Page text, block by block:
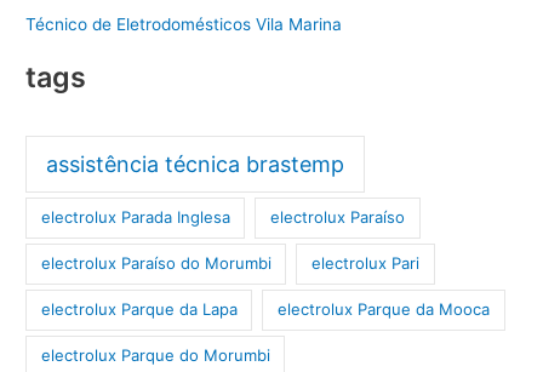
Técnico de Eletrodomésticos Vila Marina
tags
assistência técnica brastemp
electrolux Parada Inglesa electrolux Paraíso
electrolux Paraíso do Morumbi electrolux Pari
electrolux Parque da Lapa electrolux Parque da Mooca
electrolux Parque do Morumbi